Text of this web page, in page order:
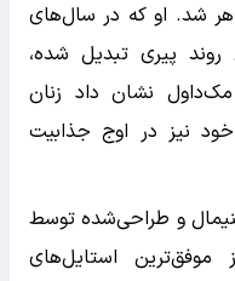
شد. او که در سال‌های
پیری تبدیل شده،
نشان داد زنان
نیز در اوج جذابیت
و طراحی‌شده توسط
موفق‌ترین استایل‌های